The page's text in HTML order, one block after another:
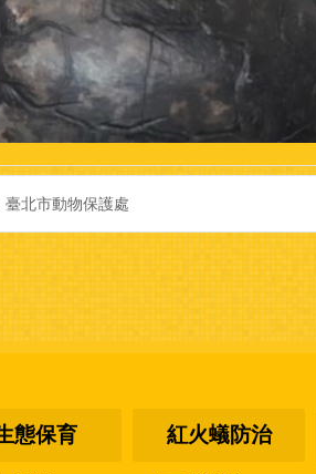
臺北市動物保護處
態保育 紅火蟻防治